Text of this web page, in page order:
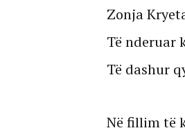
Zonja
Të nderuar
Të dashur
Në fillim të